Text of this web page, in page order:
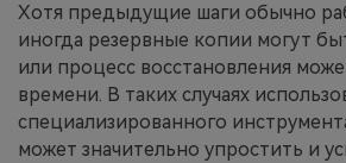
Хотя предыдущие шаги обычно
иногда резервные копии могут
или процесс восстановления
времени. В таких случаях
специализированного
может значительно упростить и